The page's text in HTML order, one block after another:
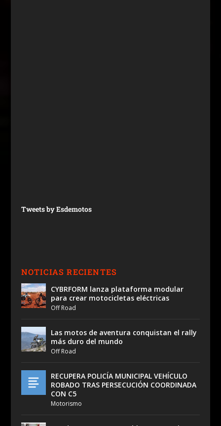
Tweets by Esdemotos
NOTICIAS RECIENTES
CYBRFORM lanza plataforma modular
para crear motocicletas eléctricas
Off Road
Las motos de aventura conquistan el rally
más duro del mundo
Off Road
RECUPERA POLICÍA MUNICIPAL VEHÍCULO
ROBADO TRAS PERSECUCIÓN COORDINADA
CON C5
Motorismo